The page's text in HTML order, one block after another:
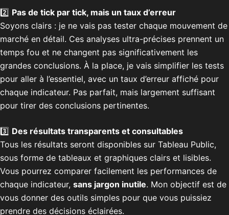
2️⃣ Pas de tick par tick, mais un taux d’erreur
Soyons clairs : je ne vais pas tester chaque mouvement de
marché en détail. Ces analyses ultra-précises prennent un
temps fou et ne changent pas significativement les
grandes conclusions. À la place, je vais simplifier les tests
pour aller à l’essentiel, avec un taux d’erreur affiché pour
chaque indicateur. Pas parfait, mais largement suffisant
pour tirer des conclusions pertinentes.
3️⃣ Des résultats transparents et consultables
Tous les résultats seront disponibles sur Tableau Public,
sous forme de tableaux et graphiques clairs et lisibles.
Vous pourrez comparer facilement les performances de
chaque indicateur, sans jargon inutile. Mon objectif est de
vous donner des outils simples pour que vous puissiez
prendre des décisions éclairées.